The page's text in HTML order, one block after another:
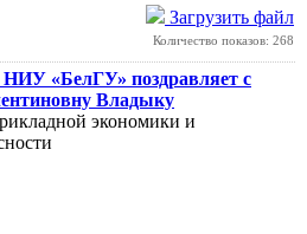
Загрузить файл
Количество показов: 268
«БелГУ» поздравляет с
Владыку
экономики и